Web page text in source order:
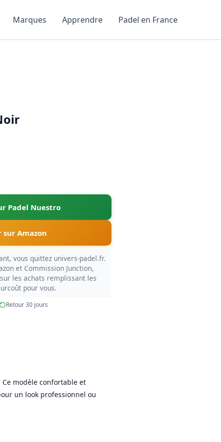
Marques Apprendre Padel en France
Padel Nuestro
sur Amazon
vous quittez univers-padel.fr.
et Commission Junction,
les achats remplissant les
pour vous.
Retour 30 jours
modèle confortable et
un look professionnel ou